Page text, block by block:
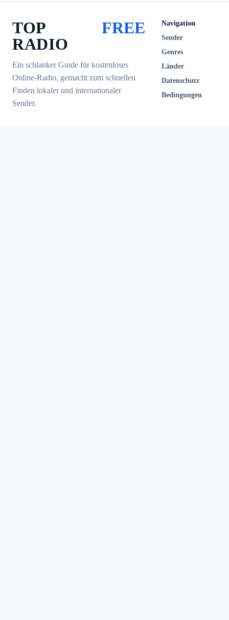
TOP
RADIO
FREE
Ein schlanker Guide für kostenloses
Online-Radio, gemacht zum schnellen
Finden lokaler und internationaler
Sender.
Navigation
Sender
Genres
Länder
Datenschutz
Bedingungen